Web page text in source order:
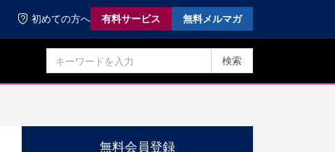
初めての方へ 有料サービス 無料メルマガ
検索
無料会員登録